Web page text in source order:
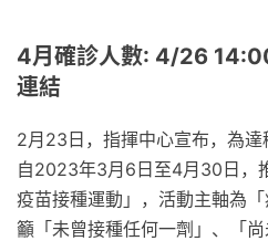
4月確診人數: 4/26
連結
2月23日，指揮中心宣布，為達
自2023年3月6日至4月30日，
疫苗接種運動」，活動主軸為
籲「未曾接種任何一劑」、「